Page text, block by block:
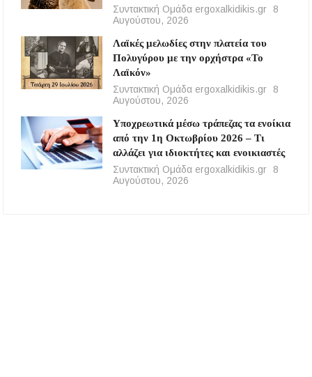
Συντακτική Ομάδα ergoxalkidikis.gr
8
Αυγούστου, 2026
Λαϊκές μελωδίες στην πλατεία του
Πολυγύρου με την ορχήστρα «Το
Λαϊκόν»
Συντακτική Ομάδα ergoxalkidikis.gr
8
Αυγούστου, 2026
Υποχρεωτικά μέσω τράπεζας τα ενοίκια
από την 1η Οκτωβρίου 2026 – Τι
αλλάζει για ιδιοκτήτες και ενοικιαστές
Συντακτική Ομάδα ergoxalkidikis.gr
8
Αυγούστου, 2026